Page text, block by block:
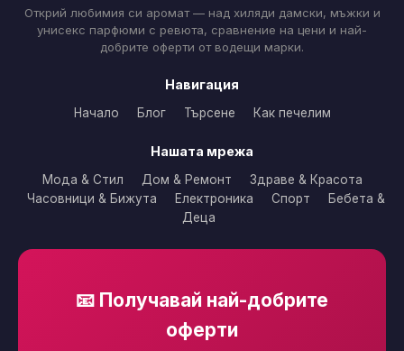
Открий любимия си аромат — над хиляди дамски, мъжки и
унисекс парфюми с ревюта, сравнение на цени и най-
добрите оферти от водещи марки.
Навигация
Начало Блог Търсене Как печелим
Нашата мрежа
Мода & Стил Дом & Ремонт
Здраве & Красота
Часовници & Бижута
Електроника Спорт
Бебета &
Деца
📧 Получавай най-добрите
оферти